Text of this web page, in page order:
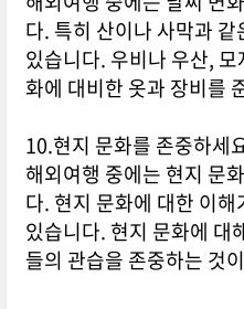
다. 특히 산이나 사막과
있습니다. 우비나 우산,
화에 대비한 옷과 장비를
10.현지 문화를 존중하세
해외여행 중에는 현지 문
다. 현지 문화에 대한 이
있습니다. 현지 문화에 대
들의 관습을 존중하는 것